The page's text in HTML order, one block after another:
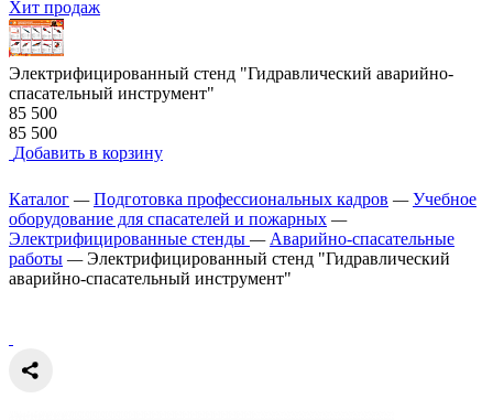
Хит продаж
Электрифицированный стенд "Гидравлический аварийно-
спасательный инструмент"
85 500
85 500
Добавить в корзину
Каталог —Подготовка профессиональных кадров —Учебное
оборудование для спасателей и пожарных —
Электрифицированные стенды — Аварийно-спасательные
работы —Электрифицированный стенд "Гидравлический
аварийно-спасательный инструмент"